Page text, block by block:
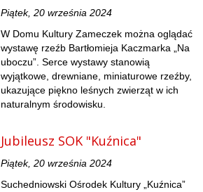
Piątek, 20 września 2024
W Domu Kultury Zameczek można oglądać
wystawę rzeźb Bartłomieja Kaczmarka „Na
uboczu”. Serce wystawy stanowią
wyjątkowe, drewniane, miniaturowe rzeźby,
ukazujące piękno leśnych zwierząt w ich
naturalnym środowisku.
Jubileusz SOK "Kuźnica"
Piątek, 20 września 2024
Suchedniowski Ośrodek Kultury „Kuźnica”